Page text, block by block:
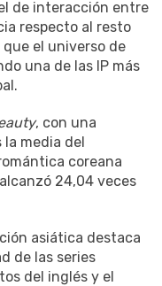
de interacción entre
respecto al resto
el universo de
una de las IP más
, con una
la media del
coreana
24,04 veces
asiática destaca
de las series
del inglés y el